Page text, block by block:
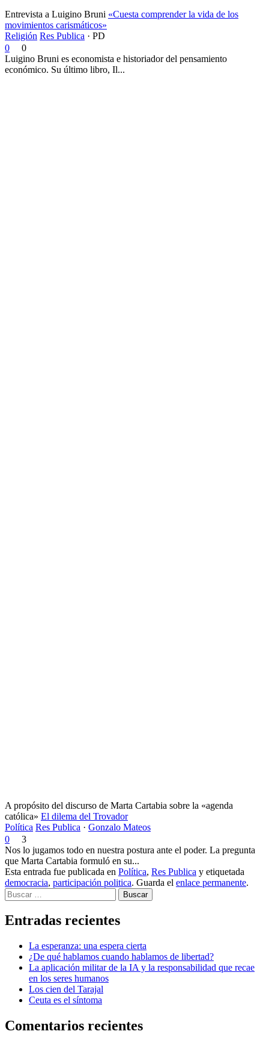
Entrevista a Luigino Bruni «Cuesta comprender la vida de los
movimientos carismáticos»
Religión Res Publica · PD
0
0
Luigino Bruni es economista e historiador del pensamiento
económico. Su último libro, Il...
A propósito del discurso de Marta Cartabia sobre la «agenda
católica» El dilema del Trovador
Política Res Publica · Gonzalo Mateos
0
3
Nos lo jugamos todo en nuestra postura ante el poder. La pregunta
que Marta Cartabia formuló en su...
Esta entrada fue publicada en Política, Res Publica y etiquetada
democracia, participación politica. Guarda el enlace permanente.
Buscar
Entradas recientes
La esperanza: una espera cierta
¿De qué hablamos cuando hablamos de libertad?
La aplicación militar de la IA y la responsabilidad que recae
en los seres humanos
Los cien del Tarajal
Ceuta es el síntoma
Comentarios recientes